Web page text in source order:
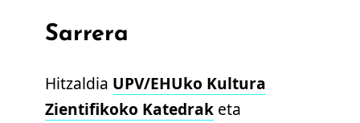
Sarrera
Hitzaldia UPV/EHUko Kultura
Zientifikoko Katedrak eta